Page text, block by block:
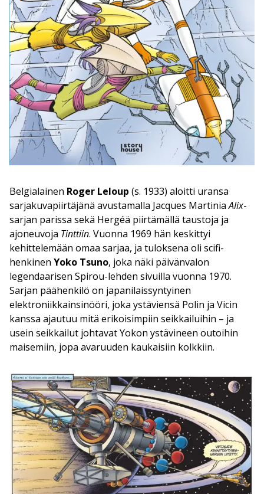
Belgialainen Roger Leloup (s. 1933) aloitti uransa
sarjakuvapiirtäjänä avustamalla Jacques MartiniaAlix-
sarjan parissa sekä Hergéä piirtämällä taustoja ja
ajoneuvoja Tinttiin. Vuonna 1969 hän keskittyi
kehittelemään omaa sarjaa, ja tuloksena oli scifi-
henkinen Yoko Tsuno, joka näki päivänvalon
legendaarisen Spirou-lehden sivuilla vuonna 1970.
Sarjan päähenkilö on japanilaissyntyinen
elektroniikkainsinööri, joka ystäviensä Polin ja Vicin
kanssa ajautuu mitä erikoisimpiin seikkailuihin – ja
usein seikkailut johtavat Yokon ystävineen outoihin
maisemiin, jopa avaruuden kaukaisiin kolkkiin.